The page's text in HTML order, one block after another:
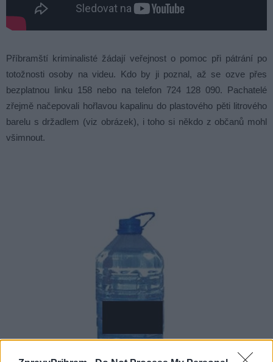
Příbramští kriminalisté žádají veřejnost o pomoc při pátrání po
totožnosti osoby na videu. Kdo by ji poznal, až se ozve přes
bezplatnou linku 158 nebo na telefon 724 128 090. Pachatelé
zřejmě načepovali hořlavou kapalinu do plastového pěti litrového
barelu s držadlem (viz obrázek), i toho si někdo z občanů mohl
všimnout.